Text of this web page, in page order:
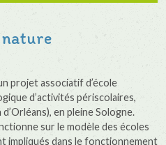
nature
projet associatif d’école
d’activités périscolaires,
en pleine Sologne.
sur le modèle des écoles
impliqués dans le fonctionnement